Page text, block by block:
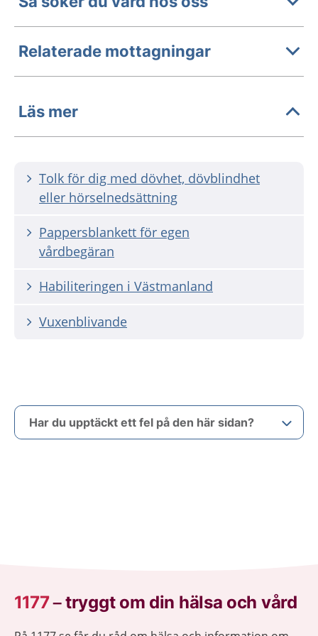
Relaterade mottagningar
Läs mer
Tolk för dig med dövhet, dövblindhet
eller hörselnedsättning
Pappersblankett för egen
vårdbegäran
Habiliteringen i Västmanland
Vuxenblivande
Har du upptäckt ett fel på den här sidan?
1177–tryggt om din hälsa och vård